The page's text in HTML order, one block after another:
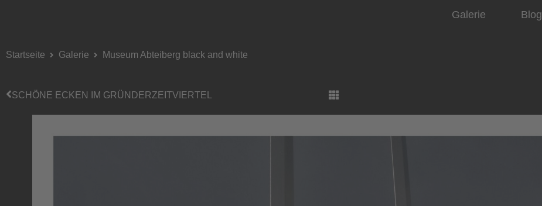
Galerie Blog
Startseite Galerie Museum Abteiberg black and white
SCHÖNE ECKEN IM GRÜNDERZEITVIERTEL